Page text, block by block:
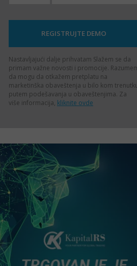
Nastavljajući dalje prihvatam Slažem se da
primam važne novosti i promocije.
da mogu da otkažem pretplatu na
marketinška obaveštenja u bilo kom
putem podešavanja u obaveštenjima. Za
više informacija, kliknite ovde